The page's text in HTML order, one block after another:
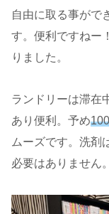
自由に取る事がで
す。便利ですねー
りました。
ランドリーは滞在
あり便利。予め
ムーズです。洗剤
必要はありません。